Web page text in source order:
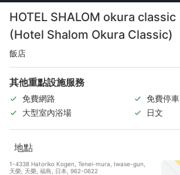
HOTEL SHALOM okura classic
(Hotel Shalom Okura Classic)
飯店
其他重點設施服務
免費網路
免費停車
大型室內浴場
日文
地點
1-4338 Hatoriko Kogen, Tenei-mura, Iwase-gun,
天榮, 天榮, 福島, 日本, 962-0622